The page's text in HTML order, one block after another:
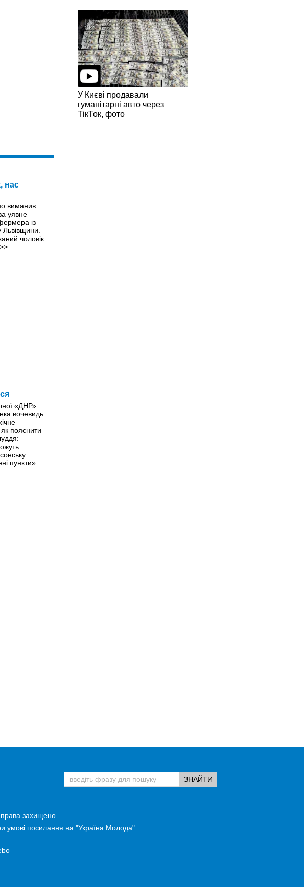
нас
виманив
уявне
із
Львівщини.
чоловік
>>
«ДНР»
вочевидь
пояснити
пункти».
У Києві продавали
гуманітарні авто через
ТікТок, фото
захищено.
умові посилання на "Україна Молода".